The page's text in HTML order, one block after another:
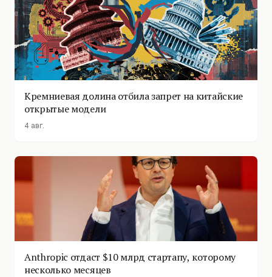
Кремниевая долина отбила запрет на китайские
открытые модели
4 авг.
Anthropic отдаст $10 млрд стартапу, которому
несколько месяцев